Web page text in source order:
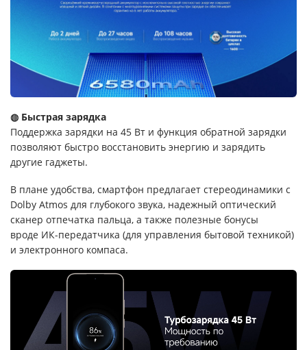
◍ Быстрая зарядка
Поддержка зарядки на 45 Вт и функция обратной зарядки
позволяют быстро восстановить энергию и зарядить
другие гаджеты.
В плане удобства, смартфон предлагает стереодинамики с
Dolby Atmos для глубокого звука, надежный оптический
сканер отпечатка пальца, а также полезные бонусы
вроде ИК-передатчика (для управления бытовой техникой)
и электронного компаса.